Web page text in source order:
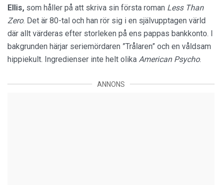
Ellis, som håller på att skriva sin första roman Less Than
Zero. Det är 80-tal och han rör sig i en självupptagen värld
där allt värderas efter storleken på ens pappas bankkonto. I
bakgrunden härjar seriemördaren ”Trålaren” och en våldsam
hippiekult. Ingredienser inte helt olika American Psycho.
ANNONS